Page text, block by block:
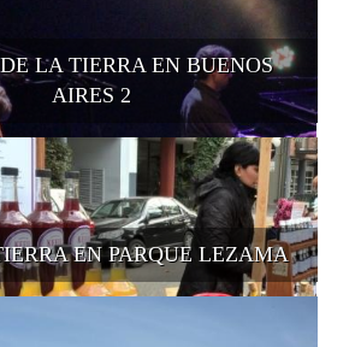
LA TIERRA EN BUENOS
AIRES 2
EN PARQUE LEZAMA